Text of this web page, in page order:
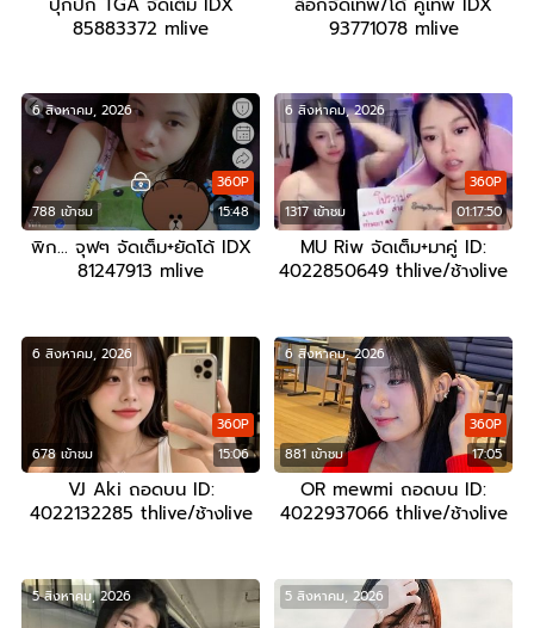
85883372 mlive
93771078 mlive
788 เข้าชม 15:48
360P
6 สิงหาคม, 2026
พิก… จุฟๆ จัดเต็ม+ยัดโด้ IDX
81247913 mlive
1317 เข้าชม 01:17:50
360P
6 สิงหาคม, 2026
MU Riw จัดเต็ม+มาคู่ ID:
4022850649 thlive/ช้างlive
678 เข้าชม 15:06
360P
6 สิงหาคม, 2026
VJ Aki ถอดบน ID:
4022132285 thlive/ช้างlive
881 เข้าชม 17:05
360P
6 สิงหาคม, 2026
OR mewmi ถอดบน ID:
4022937066 thlive/ช้างlive
5 สิงหาคม, 2026 5 สิงหาคม, 2026